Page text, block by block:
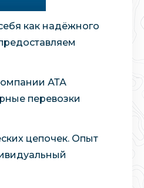
как надёжного
АТА
перевозки
цепочек. Опыт